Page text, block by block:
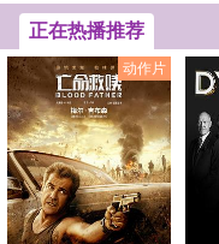
主动出击
正在热播推荐
动作片